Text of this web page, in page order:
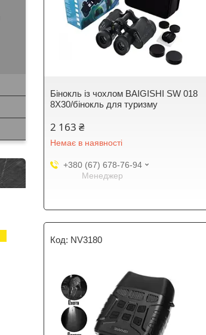
Бінокль із чохлом BAIGISHI SW 018
8X30/бінокль для туризму
2 163 ₴
Немає в наявності
+380 (67) 678-76-94
Менеджер
NV3180